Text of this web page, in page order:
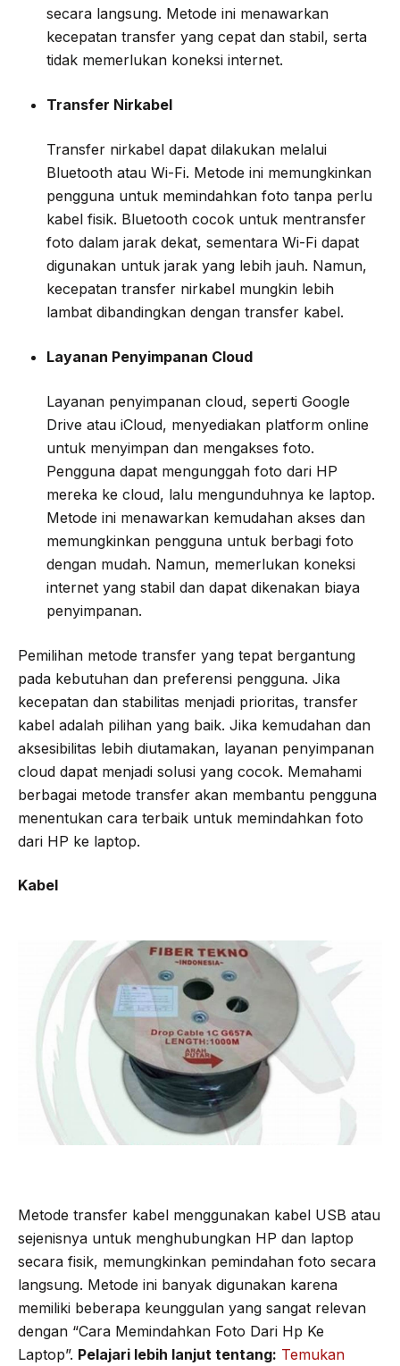
secara langsung. Metode ini menawarkan
kecepatan transfer yang cepat dan stabil, serta
tidak memerlukan koneksi internet.
Transfer Nirkabel
Transfer nirkabel dapat dilakukan melalui
Bluetooth atau Wi-Fi. Metode ini memungkinkan
pengguna untuk memindahkan foto tanpa perlu
kabel fisik. Bluetooth cocok untuk mentransfer
foto dalam jarak dekat, sementara Wi-Fi dapat
digunakan untuk jarak yang lebih jauh. Namun,
kecepatan transfer nirkabel mungkin lebih
lambat dibandingkan dengan transfer kabel.
Layanan Penyimpanan Cloud
Layanan penyimpanan cloud, seperti Google
Drive atau iCloud, menyediakan platform online
untuk menyimpan dan mengakses foto.
Pengguna dapat mengunggah foto dari HP
mereka ke cloud, lalu mengunduhnya ke laptop.
Metode ini menawarkan kemudahan akses dan
memungkinkan pengguna untuk berbagi foto
dengan mudah. Namun, memerlukan koneksi
internet yang stabil dan dapat dikenakan biaya
penyimpanan.
Pemilihan metode transfer yang tepat bergantung
pada kebutuhan dan preferensi pengguna. Jika
kecepatan dan stabilitas menjadi prioritas, transfer
kabel adalah pilihan yang baik. Jika kemudahan dan
aksesibilitas lebih diutamakan, layanan penyimpanan
cloud dapat menjadi solusi yang cocok. Memahami
berbagai metode transfer akan membantu pengguna
menentukan cara terbaik untuk memindahkan foto
dari HP ke laptop.
Kabel
Metode transfer kabel menggunakan kabel USB atau
sejenisnya untuk menghubungkan HP dan laptop
secara fisik, memungkinkan pemindahan foto secara
langsung. Metode ini banyak digunakan karena
memiliki beberapa keunggulan yang sangat relevan
dengan “Cara Memindahkan Foto Dari Hp Ke
Laptop”. Pelajari lebih lanjut tentang: Temukan